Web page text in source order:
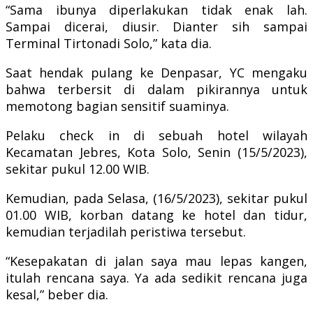
“Sama ibunya diperlakukan tidak enak lah.
Sampai dicerai, diusir. Dianter sih sampai
Terminal Tirtonadi Solo,” kata dia.
Saat hendak pulang ke Denpasar, YC mengaku
bahwa terbersit di dalam pikirannya untuk
memotong bagian sensitif suaminya.
Pelaku check in di sebuah hotel wilayah
Kecamatan Jebres, Kota Solo, Senin (15/5/2023),
sekitar pukul 12.00 WIB.
Kemudian, pada Selasa, (16/5/2023), sekitar pukul
01.00 WIB, korban datang ke hotel dan tidur,
kemudian terjadilah peristiwa tersebut.
“Kesepakatan di jalan saya mau lepas kangen,
itulah rencana saya. Ya ada sedikit rencana juga
kesal,” beber dia.